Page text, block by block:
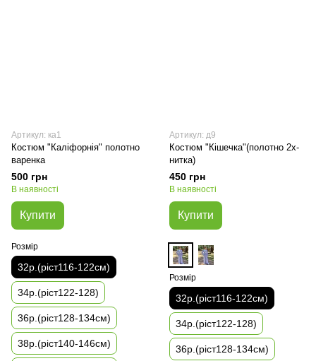
Артикул: ка1
Костюм "Каліфорнія" полотно
варенка
500 грн
В наявності
Купити
Розмір
32р.(ріст116-122см)
34р.(ріст122-128)
36р.(ріст128-134см)
38р.(ріст140-146см)
Артикул: д9
Костюм "Кішечка"(полотно 2х-
нитка)
450 грн
В наявності
Купити
Розмір
32р.(ріст116-122см)
34р.(ріст122-128)
36р.(ріст128-134см)